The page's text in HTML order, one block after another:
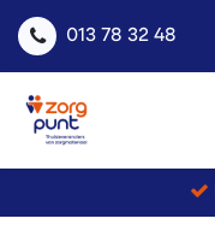
013 78 32 48